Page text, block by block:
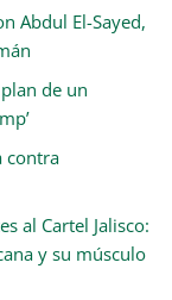
Abdul El-Sayed,
de un
contra
al Cartel Jalisco:
y su músculo